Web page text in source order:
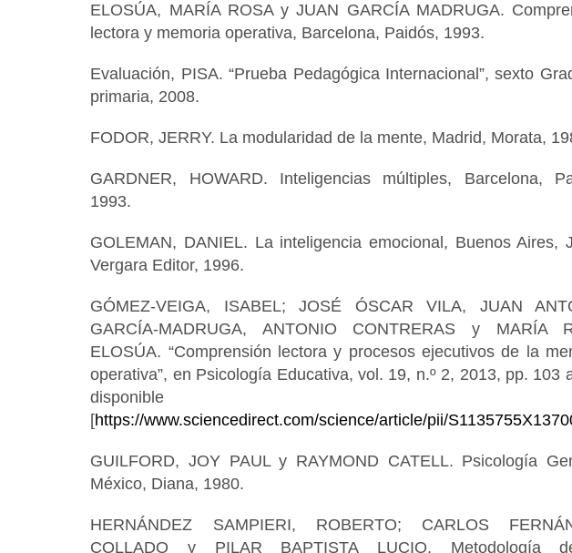
ELOSÚA, MARÍA ROSA y JUAN GARCÍA MADRUGA.
lectora y memoria operativa, Barcelona, Paidós, 1993.
Evaluación, PISA. “Prueba Pedagógica Internacional”, sexto
primaria, 2008.
FODOR, JERRY. La modularidad de la mente, Madrid, Morata,
GARDNER, HOWARD. Inteligencias múltiples, Barcelona,
1993.
GOLEMAN, DANIEL. La inteligencia emocional, Buenos Aires,
Vergara Editor, 1996.
GÓMEZ-VEIGA, ISABEL; JOSÉ ÓSCAR VILA, JUAN
GARCÍA-MADRUGA, ANTONIO CONTRERAS y MARÍA
ELOSÚA. “Comprensión lectora y procesos ejecutivos de la
operativa”, en Psicología Educativa, vol. 19, n.º 2, 2013, pp. 103
disponible
[https://www.sciencedirect.com/science/article/pii/
GUILFORD, JOY PAUL y RAYMOND CATELL. Psicología
México, Diana, 1980.
HERNÁNDEZ SAMPIERI, ROBERTO; CARLOS
COLLADO y PILAR BAPTISTA LUCIO. Metodología